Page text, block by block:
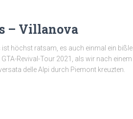
– Villanova
ist höchst ratsam, es auch einmal ein bißle
Revival-Tour 2021, als wir nach einem
delle Alpi durch Piemont kreuzten.